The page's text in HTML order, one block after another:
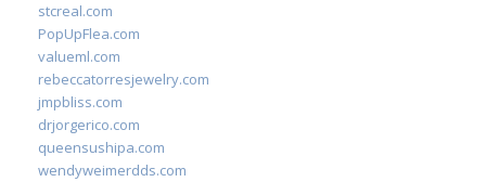
stcreal.com
PopUpFlea.com
valueml.com
rebeccatorresjewelry.com
jmpbliss.com
drjorgerico.com
queensushipa.com
wendyweimerdds.com